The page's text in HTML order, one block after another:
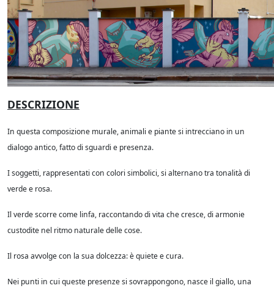
DESCRIZIONE
In questa composizione murale, animali e piante si intrecciano in un
dialogo antico, fatto di sguardi e presenza.
I soggetti, rappresentati con colori simbolici, si alternano tra tonalità di
verde e rosa.
Il verde scorre come linfa, raccontando di vita che cresce, di armonie
custodite nel ritmo naturale delle cose.
Il rosa avvolge con la sua dolcezza: è quiete e cura.
Nei punti in cui queste presenze si sovrappongono, nasce il giallo, una